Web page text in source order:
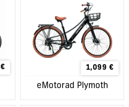
€ 1,099 €
eMotorad Plymoth